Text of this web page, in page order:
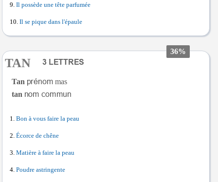
Il possède une tête parfumée
Il se pique dans l'épaule
36%
TAN
Tan
mas
tan
Bon à vous faire la peau
Écorce de chêne
Matière à faire la peau
Poudre astringente